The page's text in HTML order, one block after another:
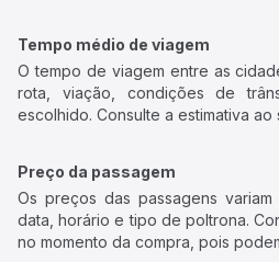
Tempo médio de viagem
O tempo de viagem entre as
rota, viação, condições de
escolhido. Consulte a estimativa ao
Preço da passagem
Os preços das passagens
data, horário e tipo de poltrona.
no momento da compra, pois